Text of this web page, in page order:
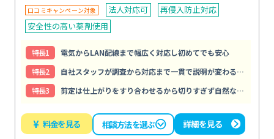
口コミキャンペーン対象 法人対応可
再侵入防止対応
安全性の高い薬剤使用
特⻑1
電気からLAN配線まで幅広く対応し初めてでも安心
特⻑2
自社スタッフが調査から対応まで一貫で説明が変わる心配がない
特⻑3
剪定は仕上がりをすり合わせるから切りすぎず自然な庭になる
¥ 料金を見る 相談方法を選ぶ 詳細を見る